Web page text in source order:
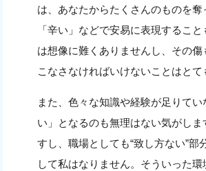
は、あなたからたくさんのものを
「辛い」などで安易に表現するこ
は想像に難くありませんし、その
こなさなければいけないことはと
また、色々な知識や経験が足りて
い」となるのも無理はない気がし
すし、職場としても“致し方ない”
して私はなりません。そういった